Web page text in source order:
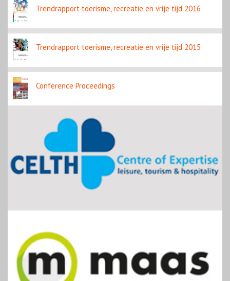
Trendrapport toerisme, recreatie en vrije tijd 2016
Trendrapport toerisme, recreatie en vrije tijd 2015
Conference Proceedings